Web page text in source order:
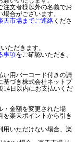
文者様以外の名義でお
合がございます。
天市場までご連絡 くださ
ただきます。
事項をご確認いただき、
い用バーコード付きの請
基づき株式会社ネットプ
14日以内にお支払いくだ
・金額を変更された場
楽天ポイントから引き
用いただけない場合、楽